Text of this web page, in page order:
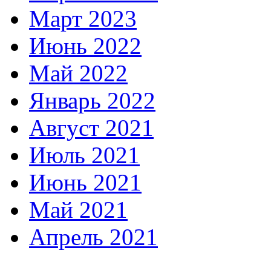
Март 2023
Июнь 2022
Май 2022
Январь 2022
Август 2021
Июль 2021
Июнь 2021
Май 2021
Апрель 2021